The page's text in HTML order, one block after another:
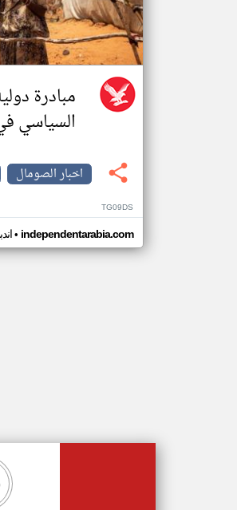
مبادرة
السياسي
اخبار الصومال
TG09DS
• independentarabia.com